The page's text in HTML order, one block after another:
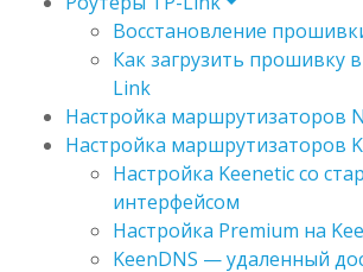
Восстановление
Как загрузить прошивку
Link
Настройка маршрутизаторов
Настройка маршрутизаторов
Настройка Keenetic со
интерфейсом
Настройка Premium на
KeenDNS — удаленный